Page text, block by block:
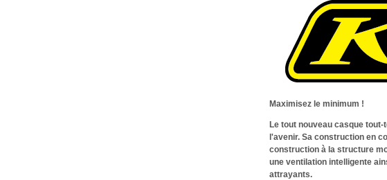
Maximisez le minimum !
Le tout nouveau casque
l'avenir. Sa construction en
construction à la structure
une ventilation intelligente
attrayants.